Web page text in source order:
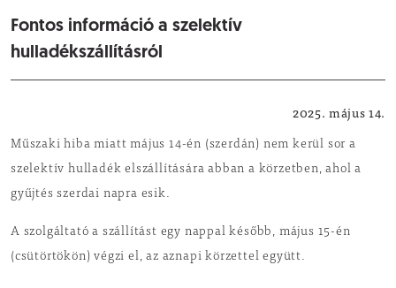
Fontos információ a szelektív
hulladékszállításról
2025. május 14.
Műszaki hiba miatt május 14-én (szerdán) nem kerül sor a
szelektív hulladék elszállítására abban a körzetben, ahol a
gyűjtés szerdai napra esik.
A szolgáltató a szállítást egy nappal később, május 15-én
(csütörtökön) végzi el, az aznapi körzettel együtt.